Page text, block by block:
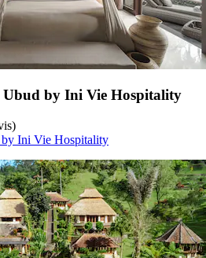
Ubud by Ini Vie Hospitality
Ini Vie Hospitality